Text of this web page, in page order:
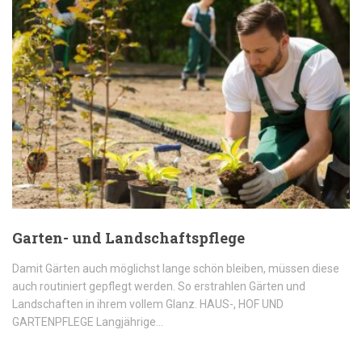
Garten- und Landschaftspflege
Damit Gärten auch möglichst lange schön bleiben, müssen diese
auch routiniert gepflegt werden. So erstrahlen Gärten und
Landschaften in ihrem vollem Glanz. HAUS-, HOF UND
GARTENPFLEGE Langjährige…